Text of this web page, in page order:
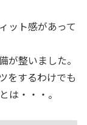
ット感があって
が整いました。
をするわけでも
は・・・。